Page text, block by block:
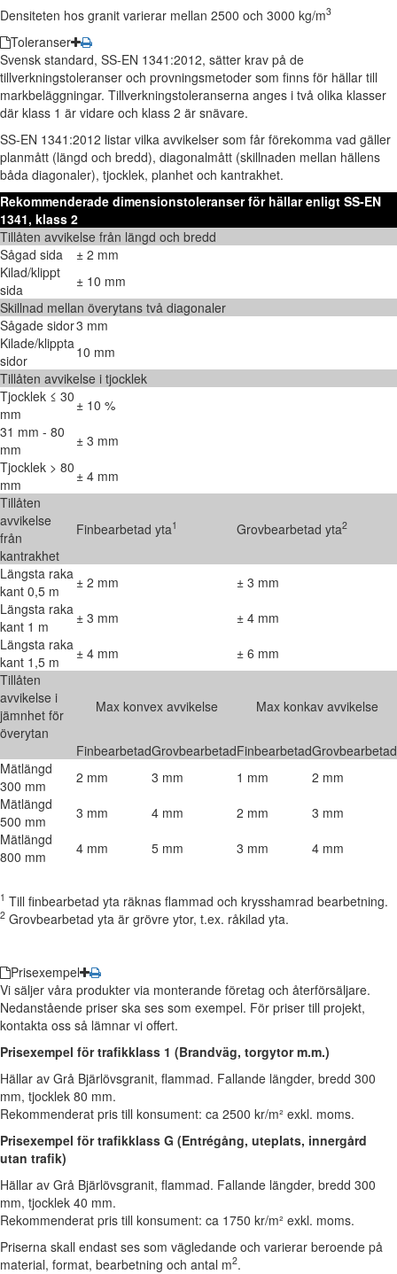
Densiteten hos granit varierar mellan 2500 och 3000 kg/m3
Toleranser
Svensk standard, SS-EN 1341:2012, sätter krav på de
tillverkningstoleranser och provningsmetoder som finns för hällar till
markbeläggningar. Tillverkningstoleranserna anges i två olika klasser
där klass 1 är vidare och klass 2 är snävare.
SS-EN 1341:2012 listar vilka avvikelser som får förekomma vad gäller
planmått (längd och bredd), diagonalmått (skillnaden mellan hällens
båda diagonaler), tjocklek, planhet och kantrakhet.
Rekommenderade dimensionstoleranser för hällar enligt SS-EN
1341, klass 2
Tillåten avvikelse från längd och bredd
Sågad sida
± 2 mm
Kilad/klippt
sida
± 10 mm
Skillnad mellan överytans två diagonaler
Sågade sidor3 mm
Kilade/klippta
sidor
10 mm
Tillåten avvikelse i tjocklek
Tjocklek ≤ 30
mm
± 10 %
31 mm - 80
mm
± 3 mm
Tjocklek > 80
mm
± 4 mm
Tillåten
avvikelse
från
kantrakhet
Finbearbetad yta1 Grovbearbetad yta2
Längsta raka
kant 0,5 m
± 2 mm
± 3 mm
Längsta raka
kant 1 m
± 3 mm
± 4 mm
Längsta raka
kant 1,5 m
± 4 mm
± 6 mm
Tillåten
avvikelse i
jämnhet för
överytan
Max konvex avvikelse Max konkav avvikelse
FinbearbetadGrovbearbetadFinbearbetadGrovbearbetad
Mätlängd
300 mm
2 mm 3 mm 1 mm
2 mm
Mätlängd
500 mm
3 mm 4 mm 2 mm
3 mm
Mätlängd
800 mm
4 mm 5 mm 3 mm 4 mm
1 Till finbearbetad yta räknas flammad och krysshamrad bearbetning.
2 Grovbearbetad yta är grövre ytor, t.ex. råkilad yta.
Prisexempel
Vi säljer våra produkter via monterande företag och återförsäljare.
Nedanstående priser ska ses som exempel. För priser till projekt,
kontakta oss så lämnar vi offert.
Prisexempel för trafikklass 1 (Brandväg, torgytor m.m.)
Hällar av Grå Bjärlövsgranit, flammad. Fallande längder, bredd 300
mm, tjocklek 80 mm.
Rekommenderat pris till konsument: ca 2500 kr/m² exkl. moms.
Prisexempel förtrafikklass G (Entrégång, uteplats, innergård
utan trafik)
Hällar av Grå Bjärlövsgranit, flammad. Fallande längder, bredd 300
mm, tjocklek 40 mm.
Rekommenderat pris till konsument: ca 1750 kr/m² exkl. moms.
Priserna skall endast ses som vägledande och varierar beroende på
material, format, bearbetning och antal m2.